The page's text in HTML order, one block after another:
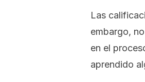
Las
embargo,
en el
aprendido